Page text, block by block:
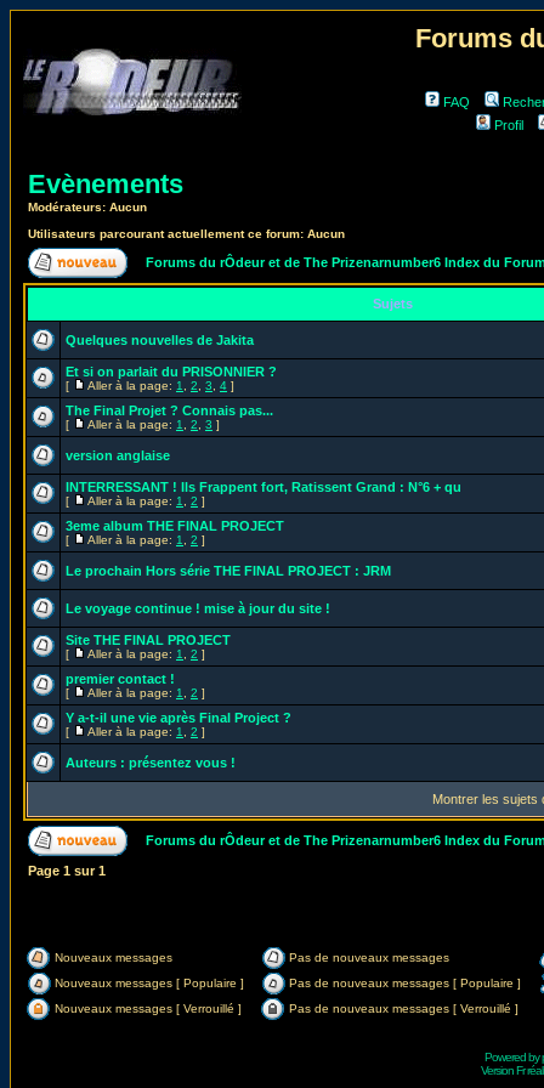
Forums
FAQ
Profil
Evènements
Modérateurs: Aucun
Utilisateurs parcourant actuellement ce forum: Aucun
Forums du rÔdeur et de The Prizenarnumber6 Index du
Sujets
Quelques nouvelles de Jakita
Et si on parlait du PRISONNIER ?
[ Aller à la page: 1 2 3 4 ]
The Final Projet ? Connais pas...
[ Aller à la page: 1 2 3 ]
version anglaise
INTERRESSANT ! Ils Frappent fort, Ratissent Grand : N°6 + qu
[ Aller à la page: 1 2 ]
3eme album THE FINAL PROJECT
[ Aller à la page: 1 2 ]
Le prochain Hors série THE FINAL PROJECT : JRM
Le voyage continue ! mise à jour du site !
Site THE FINAL PROJECT
[ Aller à la page: 1 2 ]
premier contact !
[ Aller à la page: 1 2 ]
Y a-t-il une vie après Final Project ?
[ Aller à la page: 1 2 ]
Auteurs : présentez vous !
Montrer les sujets
Forums du rÔdeur et de The Prizenarnumber6 Index du
Page 1 sur1
Nouveaux messages
Pas de nouveaux messages
Nouveaux messages [ Populaire ]
Pas de nouveaux messages [ Populaire ]
Nouveaux messages [ Verrouillé ]
Pas de nouveaux messages [ Verrouillé ]
Powered by
Version Fr